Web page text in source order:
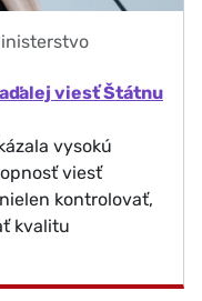
viesť Štátnu
vysokú
viesť
kontrolovať,
kvalitu